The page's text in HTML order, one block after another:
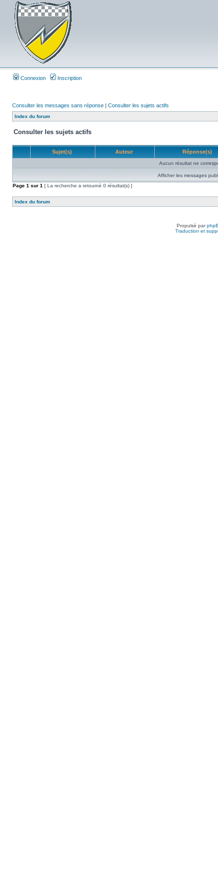
Connexion Inscription
Consulter les messages sans réponse | Consulter les sujets actifs
Index du forum
Consulter les sujets actifs
Sujet(s) Auteur Réponse(s)
Aucun résultat ne
Afficher les messages
Page 1 sur 1 [ La recherche a retourné 0 résultat(s) ]
Index du forum
Propulsé par
Traduction et